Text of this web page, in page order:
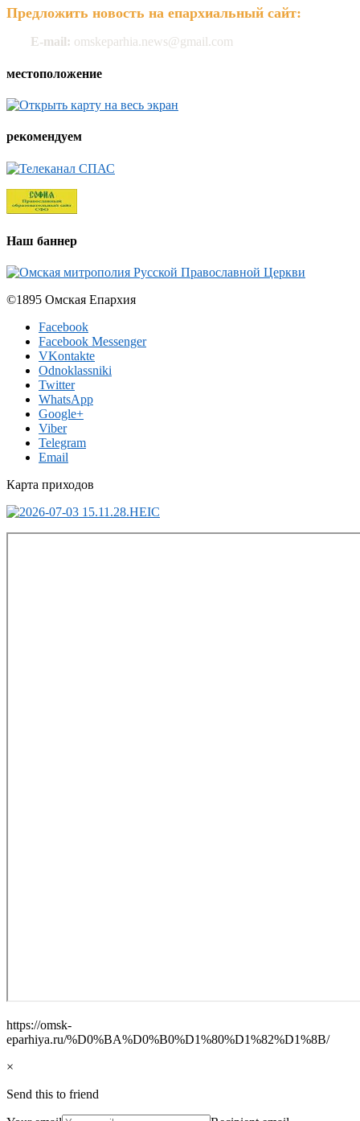
Предложить новость на епархиальный сайт:
E-mail: omskeparhia.news@gmail.com
местоположение
рекомендуем
Наш баннер
©1895 Омская Епархия
Facebook
Facebook Messenger
VKontakte
Odnoklassniki
Twitter
WhatsApp
Google+
Viber
Telegram
Email
Карта приходов
https://omsk-
eparhiya.ru/%D0%BA%D0%B0%D1%80%D1%82%D1%8B/
×
Send this to friend